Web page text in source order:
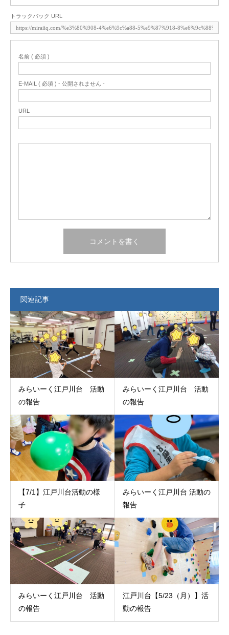
トラックバック URL
名前 ( 必須 )
E-MAIL ( 必須 ) - 公開されません -
URL
関連記事
みらいーく江戸川台 活動
の報告
みらいーく江戸川台 活動
の報告
【7/1】江戸川台活動の様
子
みらいーく江戸川台 活動の
報告
みらいーく江戸川台 活動
の報告
江戸川台【5/23（月）】活
動の報告